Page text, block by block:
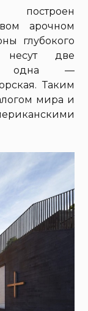
арочном
глубокого
две
одна —
Таким
мира и